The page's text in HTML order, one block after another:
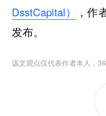
DsstCapital）
，作
发布。
该文观点仅代表作者本人，